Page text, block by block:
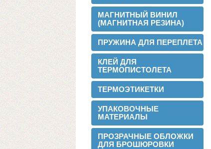
МАГНИТНЫЙ ВИНИЛ
(МАГНИТНАЯ РЕЗИНА)
ПРУЖИНА ДЛЯ ПЕРЕПЛЕТА
КЛЕЙ ДЛЯ
ТЕРМОПИСТОЛЕТА
ТЕРМОЭТИКЕТКИ
УПАКОВОЧНЫЕ
МАТЕРИАЛЫ
ПРОЗРАЧНЫЕ ОБЛОЖКИ
ДЛЯ БРОШЮРОВКИ
Теперь мы можем предложить наши
пленки для малых типографий.
2015-06-11
Запущена собственная
профессиональная бобинорезка